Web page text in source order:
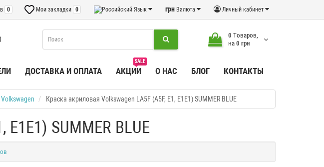
Личный кабинет
грн Валюта
Язык
Мои закладки 0
0
0 Tоваров,
на 0 грн
ДОСТАВКА И ОПЛАТА
SALE
АКЦИИ О НАС БЛОГ КОНТАКТЫ
Краска акриловая Volkswagen LA5F (A5F, E1, E1E1) SUMMER BLUE
SUMMER BLUE